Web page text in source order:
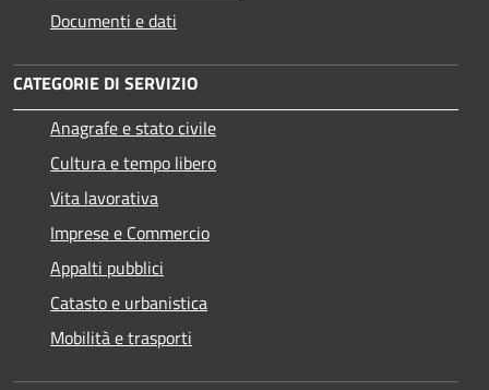
Documenti e dati
CATEGORIE DI SERVIZIO
Anagrafe e stato civile
Cultura e tempo libero
Vita lavorativa
Imprese e Commercio
Appalti pubblici
Catasto e urbanistica
Mobilità e trasporti